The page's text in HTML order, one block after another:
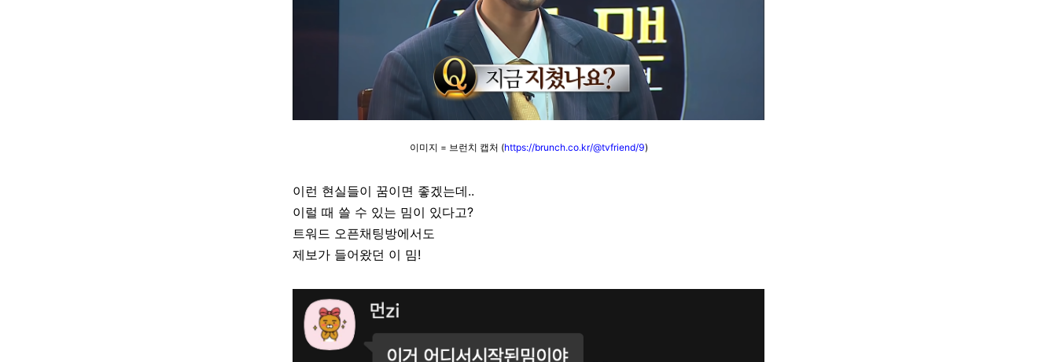
이미지 = 브런치 캡처 (https://brunch.co.kr/@tvfriend/9)
이런 현실들이 꿈이면 좋겠는데..
이럴 때 쓸 수 있는 밈이 있다고?
트워드 오픈채팅방에서도
제보가 들어왔던 이 밈!